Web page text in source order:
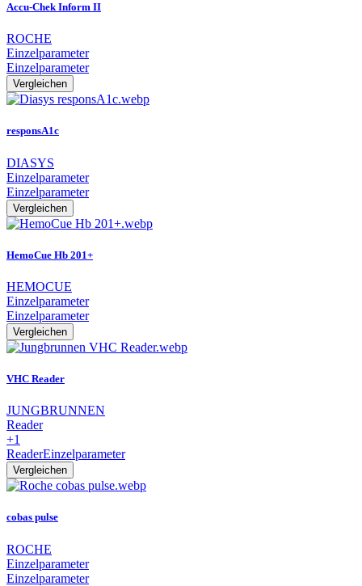
Accu-Chek Inform II
ROCHE
Einzelparameter
Einzelparameter
Vergleichen
responsA1c
DIASYS
Einzelparameter
Einzelparameter
Vergleichen
HemoCue Hb 201+
HEMOCUE
Einzelparameter
Einzelparameter
Vergleichen
VHC Reader
JUNGBRUNNEN
Reader
+1
ReaderEinzelparameter
Vergleichen
cobas pulse
ROCHE
Einzelparameter
Einzelparameter